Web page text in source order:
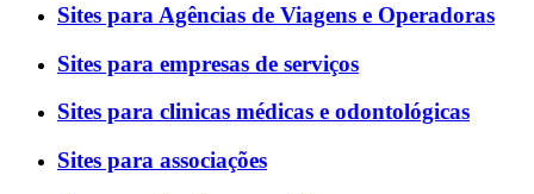
Sites para Agências de Viagens e Operadoras
Sites para empresas de serviços
Sites para clinicas médicas e odontológicas
Sites para associações